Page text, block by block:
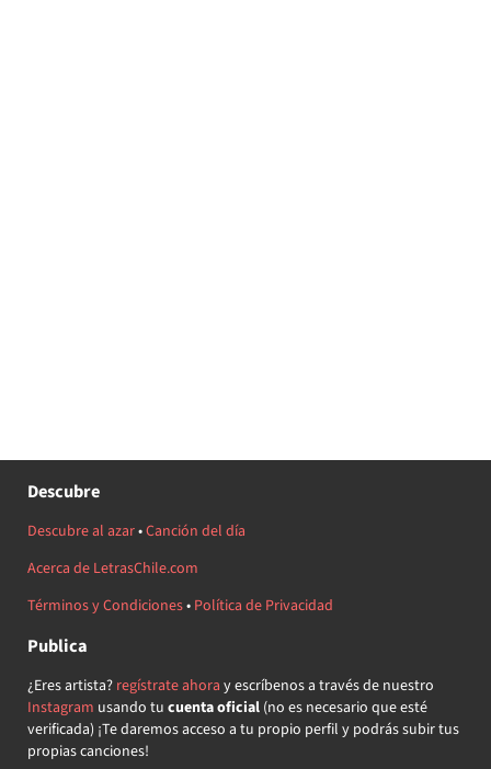
Descubre
Descubre al azar•Canción del día
Acerca de LetrasChile.com
Términos y Condiciones• Política de Privacidad
Publica
¿Eres artista? regístrate ahora y escríbenos a través de nuestro
Instagram usando tu cuenta oficial(no es necesario que esté
verificada) ¡Te daremos acceso a tu propio perfil y podrás subir tus
propias canciones!